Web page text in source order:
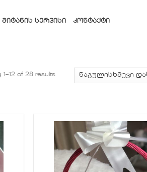
ᲛᲘᲢᲐᲜᲘᲡ ᲡᲔᲠᲕᲘᲡᲘ ᲙᲝᲜᲢᲐᲥᲢᲘ
1–12 of 28 results